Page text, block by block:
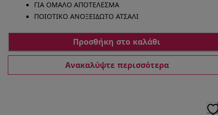
ΓΙΑ ΟΜΑΛΟ ΑΠΟΤΕΛΕΣΜΑ
ΠΟΙΟΤΙΚΟ ΑΝΟΞΕΙΔΩΤΟ ΑΤΣΑΛΙ
Προσθήκη στο καλάθι
Ανακαλύψτε περισσότερα